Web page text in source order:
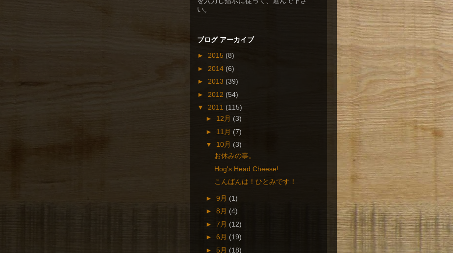
い。
ブログ アーカイブ
► 2015 (8)
► 2014 (6)
► 2013 (39)
► 2012 (54)
▼ 2011 (115)
► 12月 (3)
► 11月 (7)
▼ 10月 (3)
お休みの事。
Hog's Head Cheese!
こんばんは！ひとみです！
► 9月 (1)
► 8月 (4)
► 7月 (12)
► 6月 (19)
► 5月 (18)